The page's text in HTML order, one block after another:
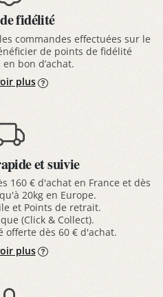
fidélité
commandes effectuées sur le
de points de fidélité
bon d’achat.
plus
et suivie
160 € d'achat en France et dès
20kg en Europe.
et Points de retrait.
(Click & Collect).
offerte dès 60 € d'achat.
plus